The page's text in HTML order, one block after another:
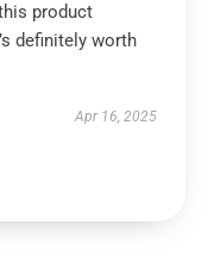
product
definitely worth
Apr 16, 2025